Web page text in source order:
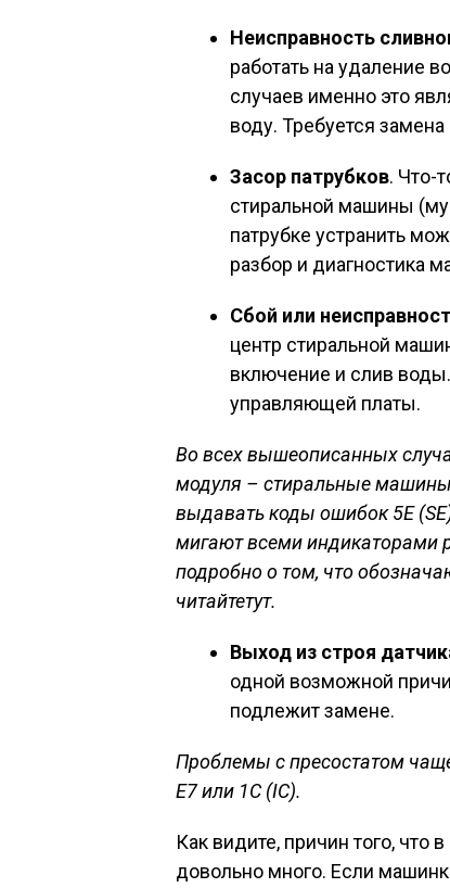
Неисправность
работать на удаление
случаев именно это
воду. Требуется замена
Засор патрубков. Что-
стиральной машины
патрубке устранить
разбор и диагностика
Сбой или
центр стиральной
включение и слив
управляющей платы.
Во всех вышеописанных
модуля – стиральные
выдавать коды ошибок 5Е
мигают всеми индикаторами
подробно о том, что
читайтетут.
Выход из строя
одной возможной
подлежит замене.
Проблемы с пресостатом
Е7 или 1С (IC).
Как видите, причин того, что
довольно много. Если